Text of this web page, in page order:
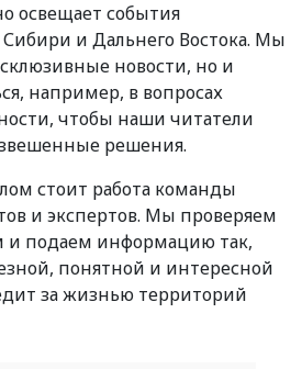
освещает события
Сибири и Дальнего Востока. Мы
новости, но и
например, в вопросах
чтобы наши читатели
решения.
стоит работа команды
и экспертов. Мы проверяем
и подаем информацию так,
понятной и интересной
за жизнью территорий